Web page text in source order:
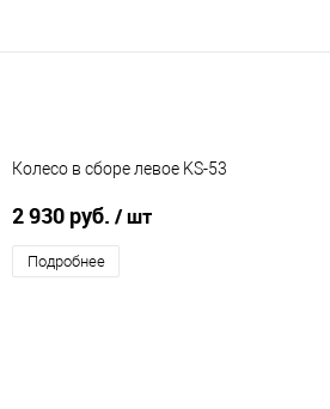
Колесо в сборе левое KS-53
2 930 руб. / шт
Подробнее